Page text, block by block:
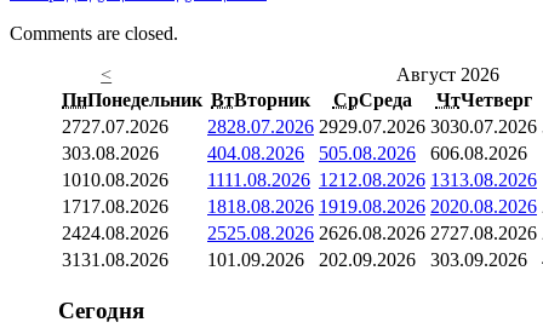
Comments are closed.
<
Август 2026
ПнПонедельник ВтВторник СрСреда ЧтЧетверг
2727.07.2026 2828.07.2026 2929.07.2026 3030.07.2026
303.08.2026 404.08.2026 505.08.2026 606.08.2026
1010.08.2026 1111.08.2026 1212.08.2026 1313.08.2026
1717.08.2026 1818.08.2026 1919.08.2026 2020.08.2026
2424.08.2026 2525.08.2026 2626.08.2026 2727.08.2026
3131.08.2026 101.09.2026 202.09.2026 303.09.2026
Сегодня